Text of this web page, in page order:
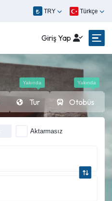
TRY Türkçe
Giriş Yap
Yakında
Tur
Yakında
Otobüs
Aktarmasız